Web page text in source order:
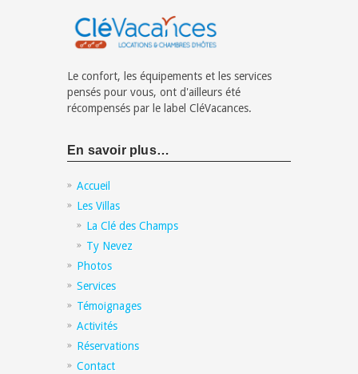
Le confort, les équipements et les services
pensés pour vous, ont d'ailleurs été
récompensés par le label CléVacances.
En savoir plus…
Accueil
Les Villas
La Clé des Champs
Ty Nevez
Photos
Services
Témoignages
Activités
Réservations
Contact